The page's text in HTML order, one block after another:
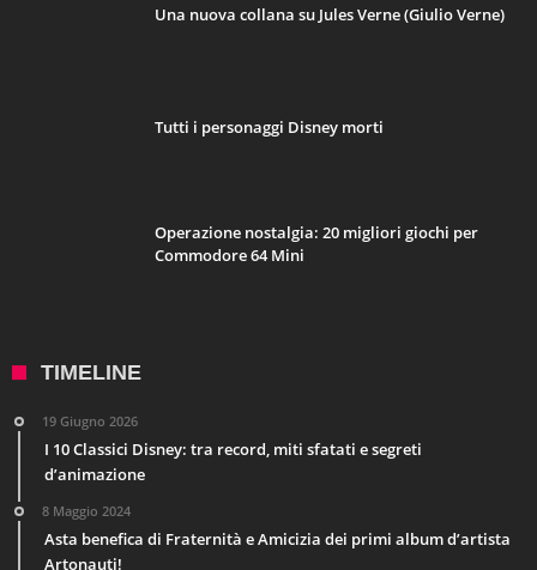
Una nuova collana su Jules Verne (Giulio Verne)
Tutti i personaggi Disney morti
Operazione nostalgia: 20 migliori giochi per
Commodore 64 Mini
TIMELINE
19 Giugno 2026
I 10 Classici Disney: tra record, miti sfatati e segreti
d’animazione
8 Maggio 2024
Asta benefica di Fraternità e Amicizia dei primi album d’artista
Artonauti!